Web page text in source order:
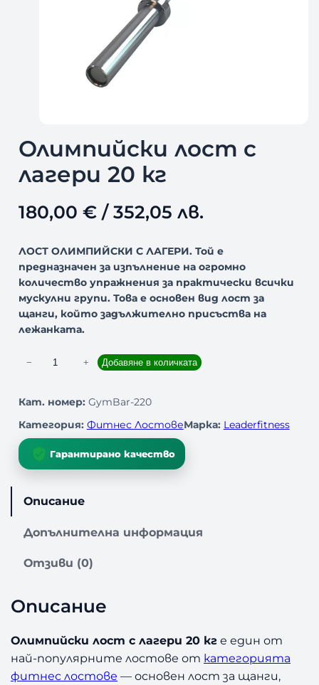
Олимпийски лост с
лагери 20 кг
180,00 €/ 352,05 лв.
ЛОСТ ОЛИМПИЙСКИ С ЛАГЕРИ. Той е
предназначен за изпълнение на огромно
количество упражнения за практически всички
мускулни групи. Това е основен вид лост за
щанги, който задължително присъства на
лежанката.
ч
е
с
т
о
м
п
й
с
к
− + Добавяне в количката
Кат. номер: GymBar-220
Категория: Фитнес ЛостовеМарка: Leaderfitness
Гарантирано качество
Описание
Допълнителна информация
Отзиви (0)
Описание
Олимпийски лост с лагери 20 кг е един от
най-популярните лостове от категорията
фитнес лостове — основен лост за щанги,